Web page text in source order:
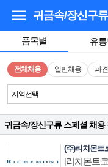
귀금속/장신구류
품목별 유
전체채용 일반채용 파
지역선택
귀금속/장신구류 스페셜 채용
(주)리치몬트
[리치몬트